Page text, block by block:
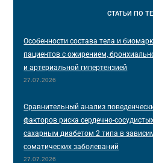
СТАТЬИ ПО
Особенности состава тела и
пациентов с ожирением,
и артериальной гипертензией
27.07.2026
Сравнительный анализ
факторов риска сердечно-
сахарным диабетом 2 типа в
соматических заболеваний
27.07.2026